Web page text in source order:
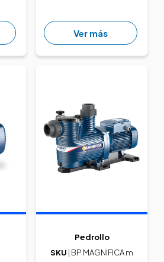
Ver más
Pedrollo
SKU | BP MAGNIFICA m